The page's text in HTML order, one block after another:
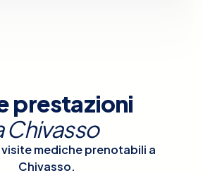
prestazioni
Chivasso
mediche prenotabili a
Chivasso.